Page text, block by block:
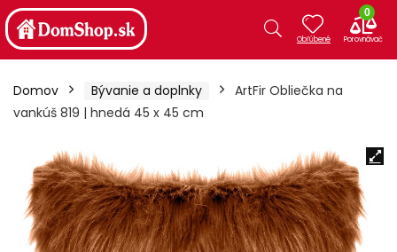
0
Domov Bývanie a doplnky
ArtFir Obliečka na
vankúš 819 | hnedá 45 x 45 cm